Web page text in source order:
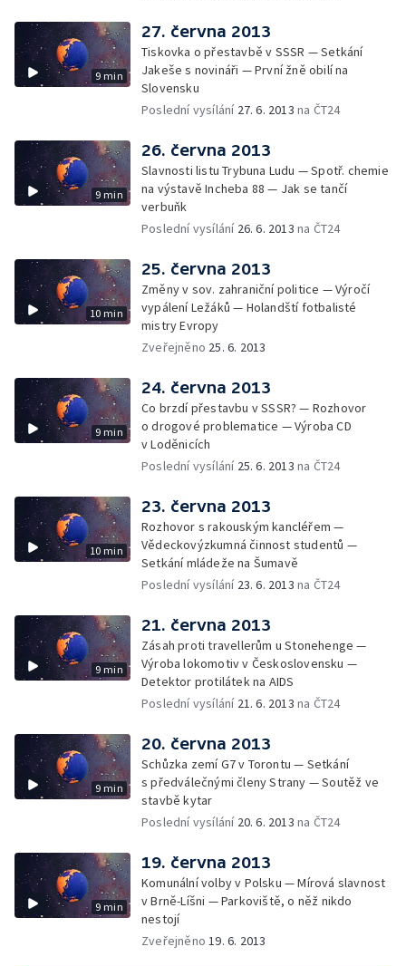
9 min
27. června 2013
Tiskovka o přestavbě v SSSR — Setkání
Jakeše s novináři — První žně obilí na
Slovensku
Poslední vysílání 27. 6. 2013 na ČT24
9 min
26. června 2013
Slavnosti listu Trybuna Ludu — Spotř. chemie
na výstavě Incheba 88 — Jak se tančí
verbuňk
Poslední vysílání 26. 6. 2013 na ČT24
10 min
25. června 2013
Změny v sov. zahraniční politice — Výročí
vypálení Ležáků — Holandští fotbalisté
mistry Evropy
Zveřejněno 25. 6. 2013
9 min
24. června 2013
Co brzdí přestavbu v SSSR? — Rozhovor
o drogové problematice — Výroba CD
v Loděnicích
Poslední vysílání 25. 6. 2013 na ČT24
10 min
23. června 2013
Rozhovor s rakouským kancléřem —
Vědeckovýzkumná činnost studentů —
Setkání mládeže na Šumavě
Poslední vysílání 23. 6. 2013 na ČT24
9 min
21. června 2013
Zásah proti travellerům u Stonehenge —
Výroba lokomotiv v Československu —
Detektor protilátek na AIDS
Poslední vysílání 21. 6. 2013 na ČT24
9 min
20. června 2013
Schůzka zemí G7 v Torontu — Setkání
s předválečnými členy Strany — Soutěž ve
stavbě kytar
Poslední vysílání 20. 6. 2013 na ČT24
9 min
19. června 2013
Komunální volby v Polsku — Mírová slavnost
v Brně-Líšni — Parkoviště, o něž nikdo
nestojí
Zveřejněno19. 6. 2013